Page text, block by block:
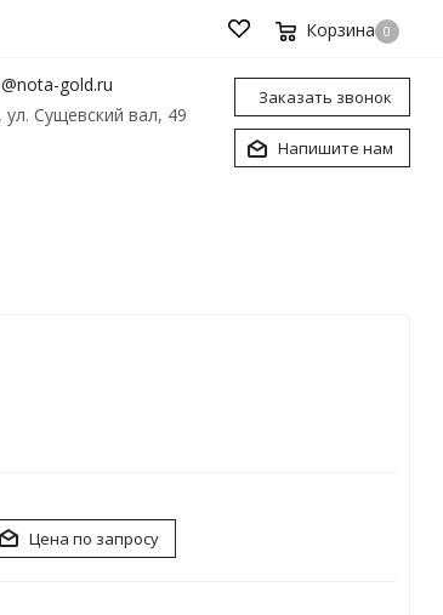
Корзина 0
gold.ru
Сущевский вал, 49
Заказать звонок
Напишите нам
Цена по запросу